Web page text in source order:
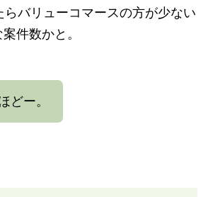
バリューコマースの方が少ない
件数かと。
どー。